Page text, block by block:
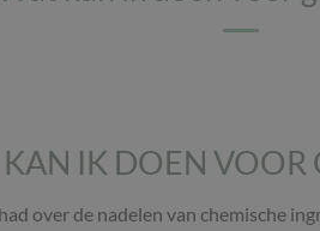
IK DOEN VOOR
over de nadelen van chemische